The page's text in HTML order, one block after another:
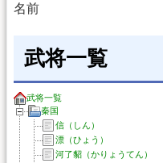
名前
武将一覧
武将一覧
秦国
信（しん）
漂（ひょう）
河了貂（かりょうてん）